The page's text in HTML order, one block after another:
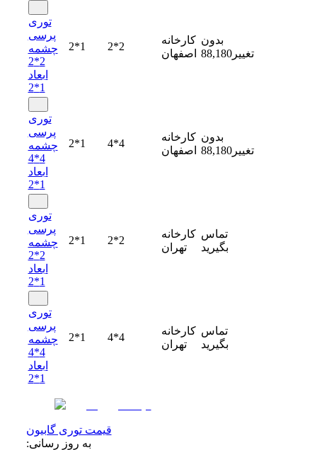
توری
پرسی
چشمه
2*2
ابعاد
1*2
2*1 2*2
کارخانه
اصفهان
بدون
تغییر88,180
توری
پرسی
چشمه
4*4
ابعاد
1*2
2*1 4*4
کارخانه
اصفهان
بدون
تغییر88,180
توری
پرسی
چشمه
2*2
ابعاد
1*2
2*1 2*2
کارخانه
تهران
تماس
بگیرید
توری
پرسی
چشمه
4*4
ابعاد
1*2
2*1 4*4
کارخانه
تهران
تماس
بگیرید
قیمت توری گابیون
به روز رسانی: